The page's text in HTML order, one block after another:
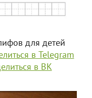
для детей
в Telegram
в ВК